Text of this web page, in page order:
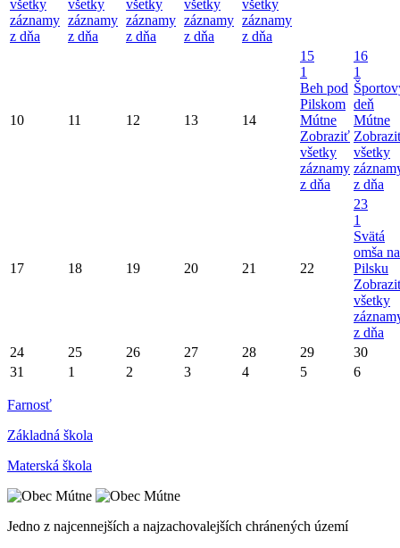
všetky
záznamy
z dňa
všetky
záznamy
z dňa
všetky
záznamy
z dňa
všetky
záznamy
z dňa
všetky
záznamy
z dňa
10 11 12 13 14
15
1
Beh pod
Pilskom
Mútne
Zobraziť
všetky
záznamy
z dňa
16
1
deň
Mútne
všetky
z dňa
17 18 19 20 21 22
23
1
Svätá
omša na
Pilsku
všetky
z dňa
24
25 26 27 28 29
30
31
1 2 3 4 5 6
Farnosť
Základná škola
Materská škola
Jedno z najcennejších a najzachovalejších chránených území